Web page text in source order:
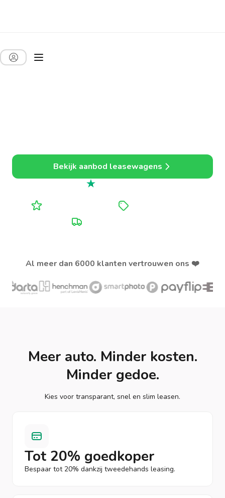
Bekijk aanbod leasewagens
4.7 uit 5
Al meer dan 6000 klanten vertrouwen ons ❤️
Meer auto. Minder kosten.
Minder gedoe.
Kies voor transparant, snel en slim leasen.
Tot 20% goedkoper
Bespaar tot 20% dankzij tweedehands leasing.